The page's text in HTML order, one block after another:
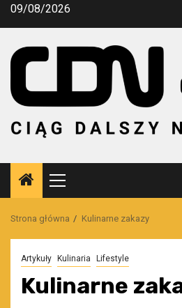
Przejdź
09/08/2026
Menu
główne
Strona główna Kulinarne zakazy
Artykuły Kulinaria Lifestyle
Kulinarne